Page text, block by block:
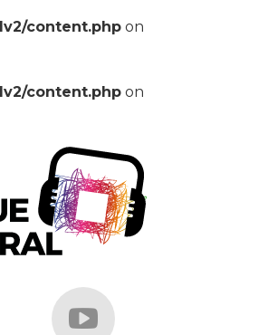
content.php on
content.php on